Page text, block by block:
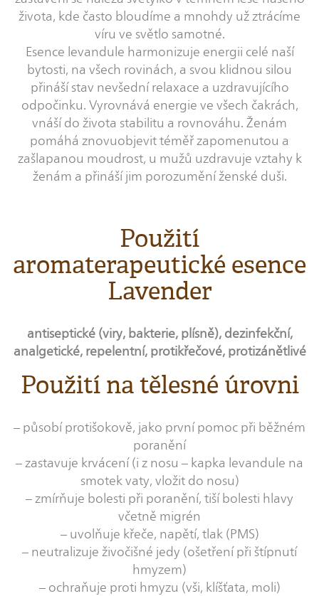
života, kde často bloudíme a mnohdy už ztrácíme
víru ve světlo samotné.
Esence levandule harmonizuje energii celé naší
bytosti, na všech rovinách, a svou klidnou silou
přináší stav nevšední relaxace a uzdravujícího
odpočinku. Vyrovnává energie ve všech čakrách,
vnáší do života stabilitu a rovnováhu. Ženám
pomáhá znovuobjevit téměř zapomenutou a
zašlapanou moudrost, u mužů uzdravuje vztahy k
ženám a přináší jim porozumění ženské duši.
Použití
aromaterapeutické esence
Lavender
antiseptické (viry, bakterie, plísně), dezinfekční,
analgetické, repelentní, protikřečové, protizánětlivé
Použití na tělesné úrovni
– působí protišokově, jako první pomoc při běžném
poranění
– zastavuje krvácení (i z nosu – kapka levandule na
smotek vaty, vložit do nosu)
– zmírňuje bolesti při poranění, tiší bolesti hlavy
včetně migrén
– uvolňuje křeče, napětí, tlak (PMS)
– neutralizuje živočišné jedy (ošetření při štípnutí
hmyzem)
– ochraňuje proti hmyzu (vši, klíšťata, moli)